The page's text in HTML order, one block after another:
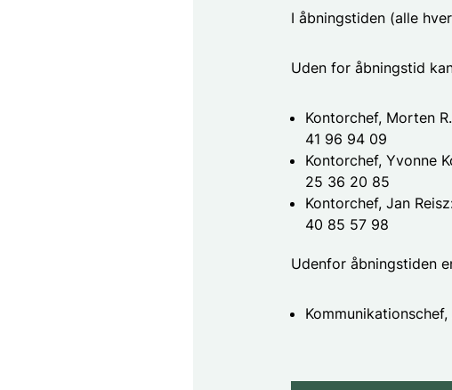
I åbningstiden (alle
Uden for åbningstid
Kontorchef, Morten
41 96 94 09
Kontorchef, Yvonne
25 36 20 85
Kontorchef, Jan
40 85 57 98
Udenfor åbningstiden